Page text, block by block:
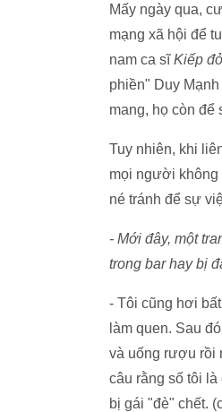
Mấy ngày qua,
mạng xã hội để
nam ca sĩKiếp
phiền" Duy
mang, họ còn để
Tuy nhiên, khi
mọi người không
né tránh để sự
- Mới đây, một
trong bar hay bị
- Tôi cũng hơi
làm quen. Sau
và uống rượu rồi
câu rằng số tôi
bị gái "đè" chết.